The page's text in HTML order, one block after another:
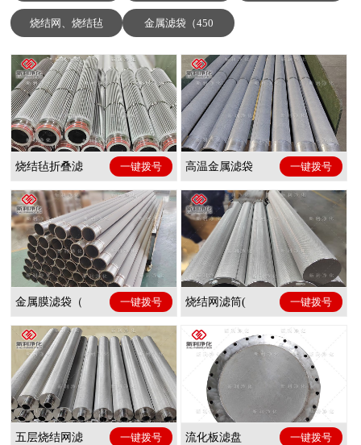
烧结网、烧结毡 金属滤袋（450
烧结毡折叠滤 一键拨号 高温金属滤袋 一键拨号
金属膜滤袋（ 一键拨号 烧结网滤筒( 一键拨号
五层烧结网滤 一键拨号 流化板滤盘 一键拨号